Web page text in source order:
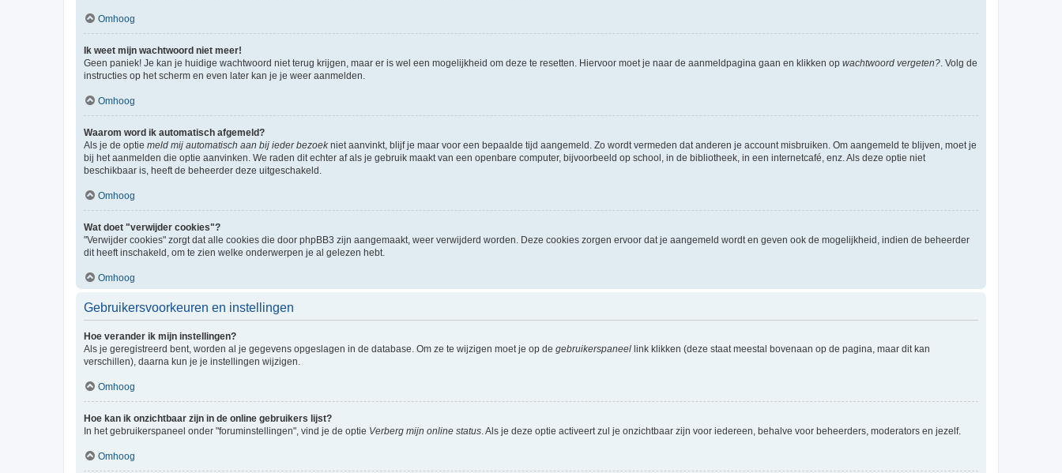
Omhoog
Ik weet mijn wachtwoord niet meer!
Geen paniek! Je kan je huidige wachtwoord niet terug krijgen, maar er is wel een mogelijkheid om deze te resetten. Hiervoor moet je naar de aanmeldpagina gaan en klikken op wachtwoord vergeten? . Volg de
instructies op het scherm en even later kan je je weer aanmelden.
Omhoog
Waarom word ik automatisch afgemeld?
Als je de optie meld mij automatisch aan bij ieder bezoekniet aanvinkt, blijf je maar voor een bepaalde tijd aangemeld. Zo wordt vermeden dat anderen je account misbruiken. Om aangemeld te blijven, moet je
bij het aanmelden die optie aanvinken. We raden dit echter af als je gebruik maakt van een openbare computer, bijvoorbeeld op school, in de bibliotheek, in een internetcafé, enz. Als deze optie niet
beschikbaar is, heeft de beheerder deze uitgeschakeld.
Omhoog
Wat doet "verwijder cookies"?
"Verwijder cookies" zorgt dat alle cookies die door phpBB3 zijn aangemaakt, weer verwijderd worden. Deze cookies zorgen ervoor dat je aangemeld wordt en geven ook de mogelijkheid, indien de beheerder
dit heeft inschakeld, om te zien welke onderwerpen je al gelezen hebt.
Omhoog
Gebruikersvoorkeuren en instellingen
Hoe verander ik mijn instellingen?
Als je geregistreerd bent, worden al je gegevens opgeslagen in de database. Om ze te wijzigen moet je op de gebruikerspaneel link klikken (deze staat meestal bovenaan op de pagina, maar dit kan
verschillen), daarna kun je je instellingen wijzigen.
Omhoog
Hoe kan ik onzichtbaar zijn in de online gebruikers lijst?
In het gebruikerspaneel onder "foruminstellingen", vind je de optie Verberg mijn online status . Als je deze optie activeert zul je onzichtbaar zijn voor iedereen, behalve voor beheerders, moderators en jezelf.
Omhoog